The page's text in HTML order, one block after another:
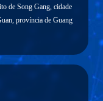
de Song Gang, cidade
província de Guang